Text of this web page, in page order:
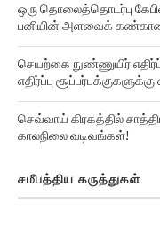
ஒரு தொலைத்தொடர்பு
பனியின் அளவைக்
செயற்கை நுண்ணுயிர்
எதிர்ப்பு
செவ்வாய் கிரகத்தில்
காலநிலை வடிவங்கள்!
சமீபத்திய கருத்துகள்